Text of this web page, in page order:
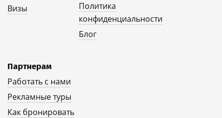
Визы
Политика
конфиденциальности
Блог
Партнерам
Работать с нами
Рекламные туры
Как бронировать